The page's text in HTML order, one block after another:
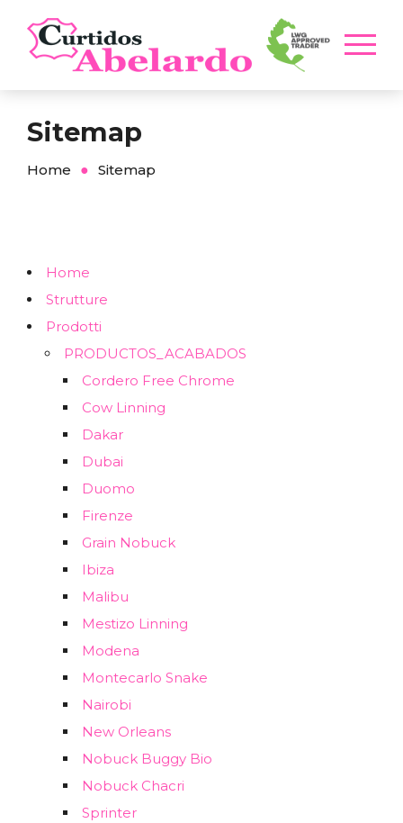
Sitemap
Home Sitemap
Home
Strutture
Prodotti
PRODUCTOS_ACABADOS
Cordero Free Chrome
Cow Linning
Dakar
Dubai
Duomo
Firenze
Grain Nobuck
Ibiza
Malibu
Mestizo Linning
Modena
Montecarlo Snake
Nairobi
New Orleans
Nobuck Buggy Bio
Nobuck Chacri
Sprinter